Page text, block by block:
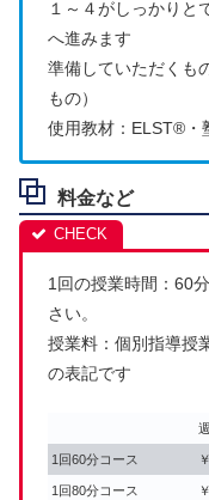
１～４がしっかりと
へ進みます
準備していただくも
もの）
使用教材：ELST®・
料金など
1回の授業時間：60
さい。
授業料：個別指導授
の表記です
1回60分コース
1回80分コース